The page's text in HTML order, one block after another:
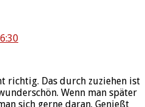
richtig. Das durch zuziehen ist
Wenn man später
sich gerne daran. Genießt